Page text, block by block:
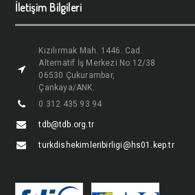
İletişim Bilgileri
Kızılırmak Mah. 1446. Cad.
Alternatif İş Merkezi No:12/38
06530 Çukurambar,
Çankaya/ANK.
0 312 435 93 94
tdb@tdb.org.tr
turkdishekimleribirligi@hs01.kep.tr